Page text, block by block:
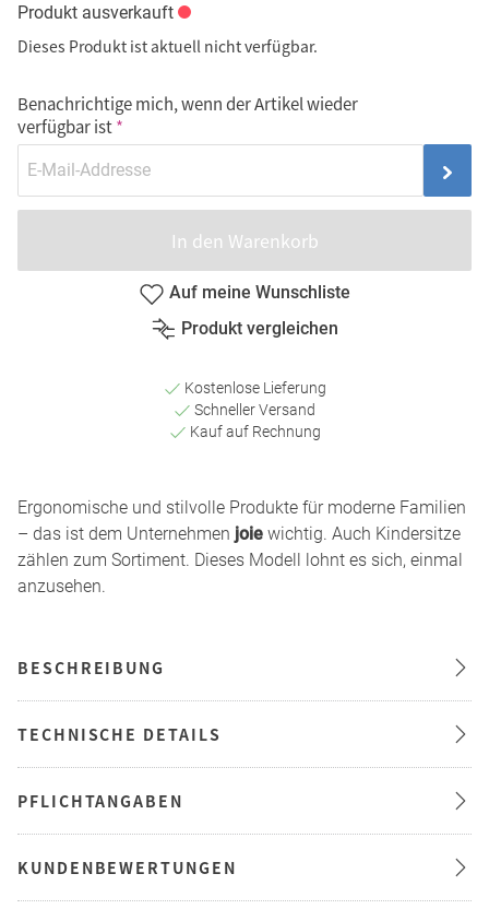
Produkt ausverkauft
Dieses Produkt ist aktuell nicht verfügbar.
Benachrichtige mich, wenn der Artikel wieder
verfügbar ist
In den Warenkorb
Auf meine Wunschliste
Produkt vergleichen
Kostenlose Lieferung
Schneller Versand
Kauf auf Rechnung
Ergonomische und stilvolle Produkte für moderne Familien
– das ist dem Unternehmen joie wichtig. Auch Kindersitze
zählen zum Sortiment. Dieses Modell lohnt es sich, einmal
anzusehen.
BESCHREIBUNG
TECHNISCHE DETAILS
PFLICHTANGABEN
KUNDENBEWERTUNGEN